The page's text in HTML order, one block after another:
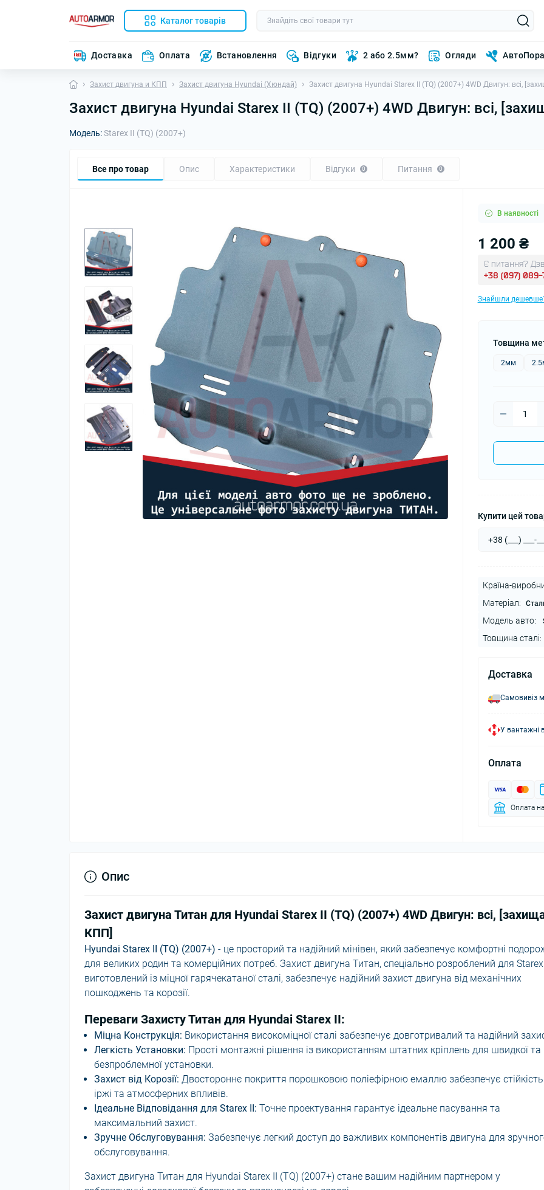
Каталог товарів
Доставка Оплата Встановлення Відгуки 2 або 2.5мм? Огляди
Захист двигуна и КПП Захист двигуна Hyundai (Хюндай) Захист двигуна Hyundai Starex II (TQ) (2007+) 4WD Двигун: всі,
Захист двигуна Hyundai Starex II (TQ) (2007+) 4WD Двигун: всі,
Модель:Starex II (TQ) (2007+)
Все про товар Опис Характеристики Відгуки 0 Питання 0
В наявності
1 200 ₴
Є питання?
+38 (097)
Знайшли
Товщина
2мм
Купити цей
Країна-
Матеріал:
Модель авто:
Товщина сталі:
Доставка
Самовивіз
У вантажні
Оплата
Оплата
Опис
Захист двигуна Титан для Hyundai Starex II (TQ) (2007+) 4WD Двигун: всі,
КПП]
Hyundai Starex II (TQ) (2007+) - це просторий та надійний мінівен, який забезпечує комфортні
для великих родин та комерційних потреб. Захист двигуна Титан, спеціально розроблений для
виготовлений із міцної гарячекатаної сталі, забезпечує надійний захист двигуна від механічних
пошкоджень та корозії.
Переваги Захисту Титан для Hyundai Starex II:
Міцна Конструкція: Використання високоміцної сталі забезпечує довготривалий та надійний
Легкість Установки: Прості монтажні рішення із використанням штатних кріплень для швидкої та
безпроблемної установки.
Захист від Корозії: Двостороннє покриття порошковою поліефірною емаллю забезпечує
іржі та атмосферних впливів.
Ідеальне Відповідання для Starex II: Точне проектування гарантує ідеальне пасування та
максимальний захист.
Зручне Обслуговування: Забезпечує легкий доступ до важливих компонентів двигуна для
обслуговування.
Захист двигуна Титан для Hyundai Starex II (TQ) (2007+) стане вашим надійним партнером у